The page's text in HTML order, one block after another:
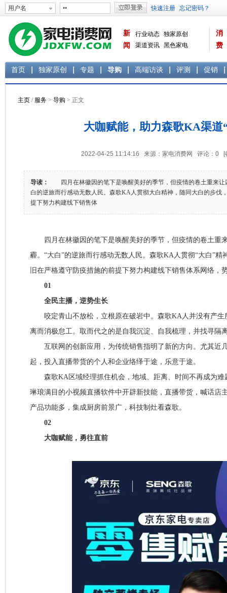
新
闻
行业动态 独家原创
渠道资讯 黑色家电
消
费
首页 独家原创 专题 导购 高端访谈 评测 促销
主页 / 服务 > 导购 > 正文
大咖赋能，助力森歌KA渠道
2022-04-25 11:14:16 来源：家电消费网 评论： 0 [
导读：
四月在林徽因的笔下是唤醒美好的季节，但疫情的卷土重来让
白的逆旅而行感动无数人民。森歌KA人贯彻大白精神，随同大白的步伐
提下努力构建线下销售体
四月在林徽因的笔下是唤醒美好的季节，但疫情的卷土重
霾。“大白”的逆旅而行感动无数人民。森歌KA人贯彻“大白”精
旧在严格遵守防疫措施的前提下努力构建线下销售体系网络，
01
全民主播，逆势生长
咬定青山不放松，立根原在破岩中。森歌KA人并没有产生
离而消极怠工。取而代之的是自我沉淀、自我梳理，并找寻隔
互联网的创新应用，为传统销售指明了新的方向。尤其近
起，投入直播带货的个人和企业络绎于途，乐意于途。
森歌KA区域经理抓住机会，地域、距离、时间不再成为难
琳琅满目的小视频直播软件中开辟新技能，直播带货，喊话店
产品功能多，集成厨房前景广，科技制灶看森歌。
02
大咖赋能，勇往直前